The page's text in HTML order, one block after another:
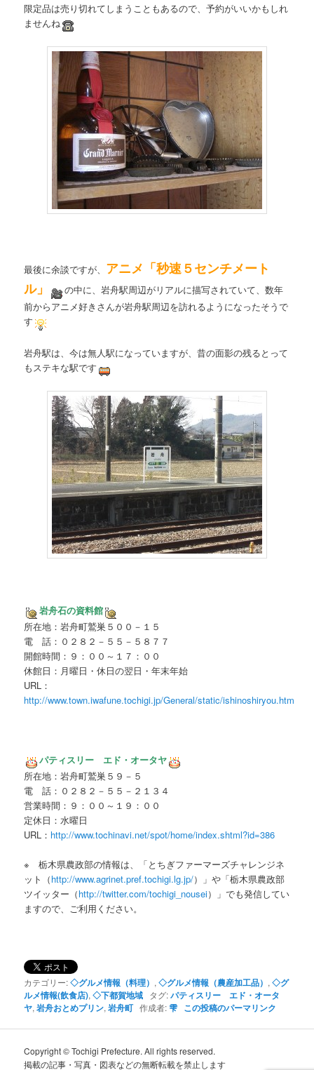
限定品は売り切れてしまうこともあるので、予約がいいかもしれ
ませんね
最後に余談ですが、 アニメ「秒速５センチメート
ル」
の中に、岩舟駅周辺がリアルに描写されていて、数年
前からアニメ好きさんが岩舟駅周辺を訪れるようになったそうで
す
岩舟駅は、今は無人駅になっていますが、昔の面影の残るとって
もステキな駅です
岩舟石の資料館
所在地：岩舟町鷲巣５００－１５
電 話：０２８２－５５－５８７７
開館時間：９：００～１７：００
休館日：月曜日・休日の翌日・年末年始
URL：
http://www.town.iwafune.tochigi.jp/General/static/ishinoshiryou.htm
パティスリー エド・オータヤ
所在地：岩舟町鷲巣５９－５
電 話：０２８２－５５－２１３４
営業時間：９：００～１９：００
定休日：水曜日
URL： http://www.tochinavi.net/spot/home/index.shtml?id=386
※ 栃木県農政部の情報は、「とちぎファーマーズチャレンジネ
ット（http://www.agrinet.pref.tochigi.lg.jp/）」や「栃木県農政部
ツイッター（http://twitter.com/tochigi_nousei）」でも発信してい
ますので、ご利用ください。
カテゴリー:◇グルメ情報（料理） ,◇グルメ情報（農産加工品） ,◇グ
ルメ情報(飲食店),◇下都賀地域 タグ:パティスリー エド・オータ
ヤ,岩舟おとめプリン,岩舟町作成者: 雫 この投稿のパーマリンク
Copyright © Tochigi Prefecture. All rights reserved.
掲載の記事・写真・図表などの無断転載を禁止します